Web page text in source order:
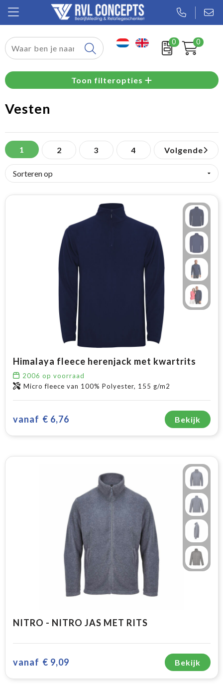
0 0
Relatiegeschenken
Tassen
Werkkleding
Toon filteropties
Vesten
1 2 3 4 Volgende
Himalaya fleece herenjack met kwartrits
2006 op voorraad
Micro fleece van 100% Polyester, 155 g/m2
vanaf € 6,76 Bekijk
NITRO - NITRO JAS MET RITS
vanaf € 9,09 Bekijk